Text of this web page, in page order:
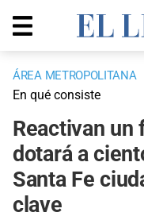
ÁREA METROPOLITANA
En qué consiste
Reactivan un
dotará a
Santa Fe
clave